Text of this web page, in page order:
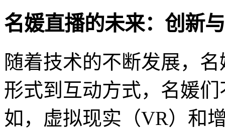
名媛直播的未来：创新
随着技术的不断发展，
形式到互动方式，名媛
如，虚拟现实（VR）和